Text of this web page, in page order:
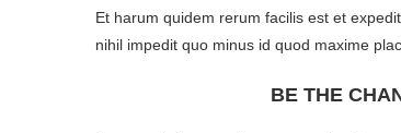
Et harum quidem rerum facilis est et
nihil impedit quo minus id quod maxime
BE THE